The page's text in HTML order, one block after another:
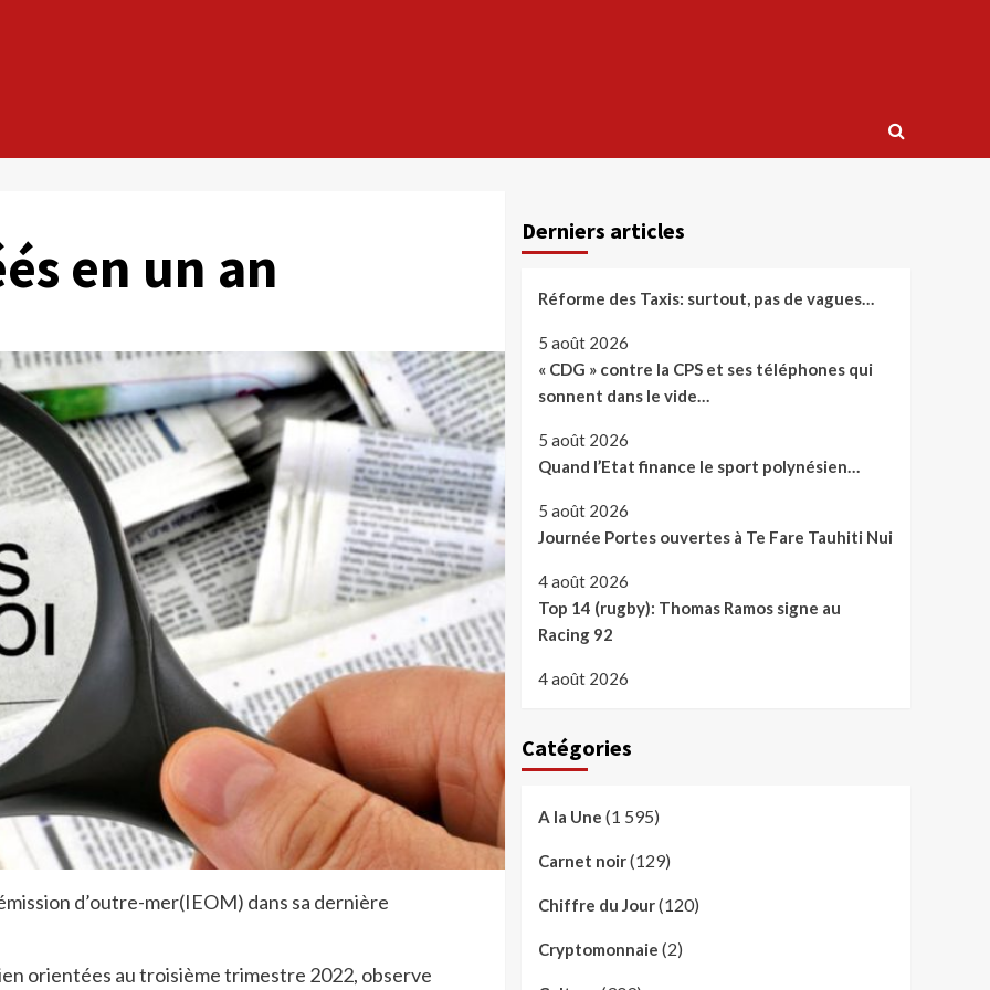
en un an
d’outre-mer(IEOM) dans sa dernière
orientées au troisième trimestre 2022, observe
Derniers articles
Réforme des Taxis: surtout, pas de vagues…
5 août 2026
« CDG » contre la CPS et ses téléphones qui
sonnent dans le vide…
5 août 2026
Quand l’Etat finance le sport polynésien…
5 août 2026
Journée Portes ouvertes à Te Fare Tauhiti Nui
4 août 2026
Top 14 (rugby): Thomas Ramos signe au
Racing 92
4 août 2026
Catégories
A la Une (1 595)
Carnet noir(129)
Chiffre du Jour(120)
Cryptomonnaie (2)